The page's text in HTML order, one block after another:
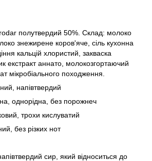
полутвердий 50%. Склад: молоко
знежирене коров'яче, сіль кухонна
кальцій хлористий, закваска
екстракт аннато, молокозгортаючий
мікробіального походження.
напівтвердий
однорідна, без порожнеч
трохи кислуватий
без різких нот
сир, який відноситься до